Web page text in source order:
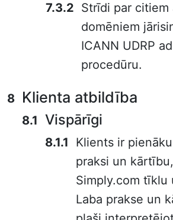
Strīdi par citiem
domēniem
ICANN UDRP
procedūru.
Klienta atbildība
Vispārīgi
Klients ir
praksi un
Simply.com tīklu
Laba prakse un